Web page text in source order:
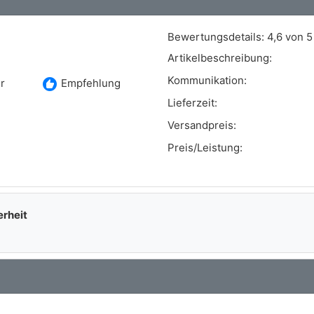
recommend Empfehlung
Bewertungsdetails: 4,6 von 5
Artikelbeschreibung:
Kommunikation:
Lieferzeit:
Versandpreis:
Preis/Leistung: